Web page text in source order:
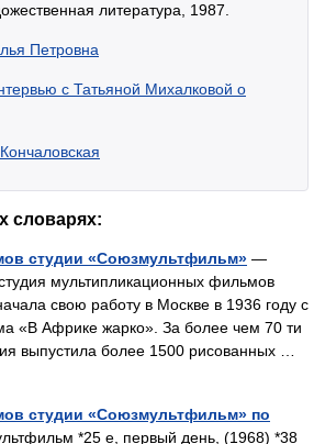
литература, 1987.
Петровна
с Татьяной Михалковой о
словарях:
студии «Союзмультфильм» —
мультипликационных фильмов
свою работу в Москве в 1936 году с
«В Африке жарко». За более чем 70 ти
выпустила более 1500 рисованных …
студии «Союзмультфильм» по
*25 е, первый день, (1968) *38